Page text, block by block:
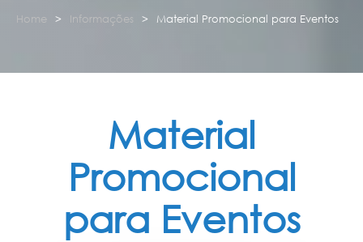
Home Informações Material Promocional para Eventos
Material
Promocional
para Eventos